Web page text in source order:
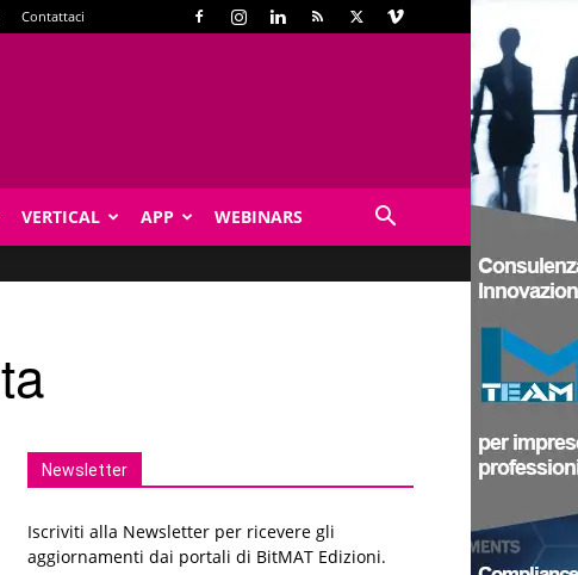
Contattaci
VERTICAL APP WEBINARS
Newsletter
Iscriviti alla Newsletter per ricevere gli
aggiornamenti dai portali di BitMAT Edizioni.